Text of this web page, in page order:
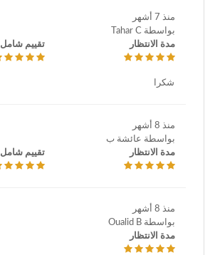
منذ 7 أشهر
بواسطة Tahar C
مدة الانتظار
تقييم شامل
شكرا
منذ 8 أشهر
بواسطة عائشة ب
مدة الانتظار
تقييم شامل
منذ 8 أشهر
بواسطة Oualid B
مدة الانتظار